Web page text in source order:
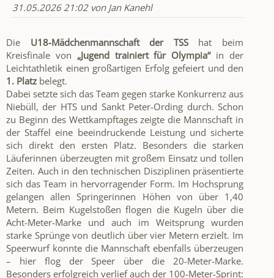
31.05.2026 21:02von Jan Kanehl
Die U18-Mädchenmannschaft der TSShat beim
Kreisfinale von „Jugend trainiert für Olympia“in der
Leichtathletik einen großartigen Erfolg gefeiert und den
1. Platz belegt.
Dabei setzte sich das Team gegen starke Konkurrenz aus
Niebüll, der HTS und Sankt Peter-Ording durch. Schon
zu Beginn des Wettkampftages zeigte die Mannschaft in
der Staffel eine beeindruckende Leistung und sicherte
sich direkt den ersten Platz. Besonders die starken
Läuferinnen überzeugten mit großem Einsatz und tollen
Zeiten. Auch in den technischen Disziplinen präsentierte
sich das Team in hervorragender Form. Im Hochsprung
gelangen allen Springerinnen Höhen von über 1,40
Metern. Beim Kugelstoßen flogen die Kugeln über die
Acht-Meter-Marke und auch im Weitsprung wurden
starke Sprünge von deutlich über vier Metern erzielt. Im
Speerwurf konnte die Mannschaft ebenfalls überzeugen
– hier flog der Speer über die 20-Meter-Marke.
Besonders erfolgreich verlief auch der 100-Meter-Sprint: